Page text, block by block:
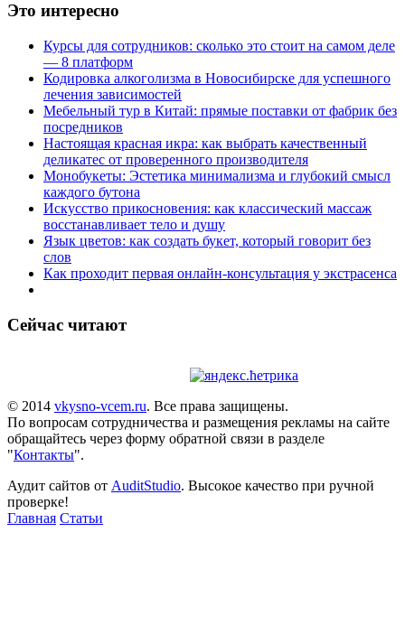
Это интересно
Курсы для сотрудников: сколько это стоит на самом деле
— 8 платформ
Кодировка алкоголизма в Новосибирске для успешного
лечения зависимостей
Мебельный тур в Китай: прямые поставки от фабрик без
посредников
Настоящая красная икра: как выбрать качественный
деликатес от проверенного производителя
Монобукеты: Эстетика минимализма и глубокий смысл
каждого бутона
Искусство прикосновения: как классический массаж
восстанавливает тело и душу
Язык цветов: как создать букет, который говорит без
слов
Как проходит первая онлайн-консультация у экстрасенса
Сейчас читают
© 2014 vkysno-vcem.ru. Все права защищены.
По вопросам сотрудничества и размещения рекламы на сайте
обращайтесь через форму обратной связи в разделе
"Контакты".
Аудит сайтов от AuditStudio. Высокое качество при ручной
проверке!
Главная Статьи